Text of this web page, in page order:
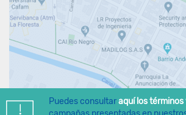
Puedes consultaraquí los